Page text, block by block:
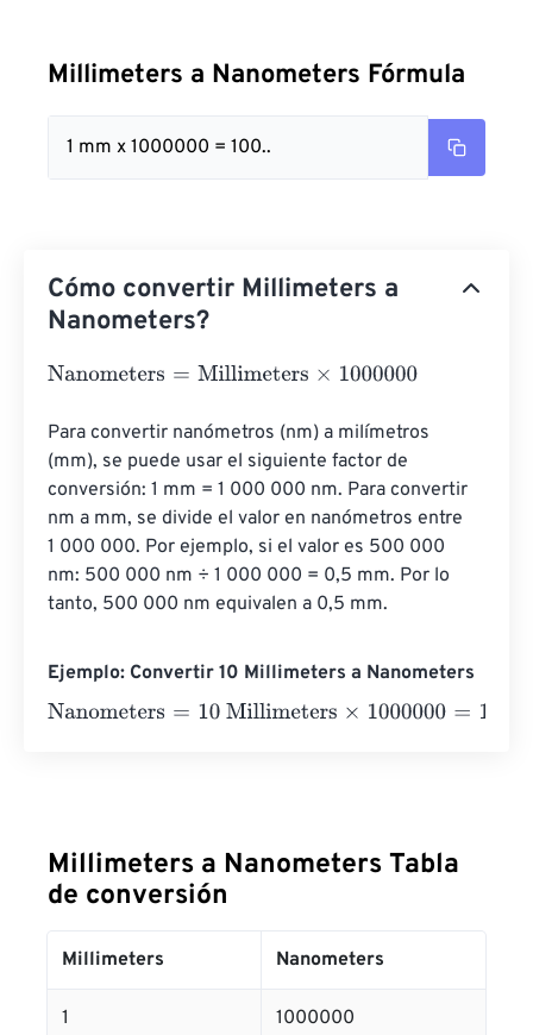
Millimeters a Nanometers Fórmula
1 mm x 1000000 = 100..
Cómo convertir Millimeters a
Nanometers?
Nanometers= Millimeters×1000000
Para convertir nanómetros (nm) a milímetros
(mm), se puede usar el siguiente factor de
conversión: 1 mm = 1 000 000 nm. Para convertir
nm a mm, se divide el valor en nanómetros entre
1 000 000. Por ejemplo, si el valor es 500 000
nm: 500 000 nm ÷ 1 000 000 = 0,5 mm. Por lo
tanto, 500 000 nm equivalen a 0,5 mm.
Ejemplo: Convertir 10 Millimeters a Nanometers
Nanometers= 10 Millimeters×1000000=10000000
Millimeters a Nanometers Tabla
de conversión
Millimeters Nanometers
1 1000000